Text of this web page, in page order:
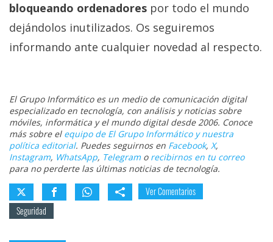
bloqueando ordenadores por todo el mundo
dejándolos inutilizados. Os seguiremos
informando ante cualquier novedad al respecto.
El Grupo Informático es un medio de comunicación digital
especializado en tecnología, con análisis y noticias sobre
móviles, informática y el mundo digital desde 2006. Conoce
más sobre el equipo de El Grupo Informático y nuestra
política editorial. Puedes seguirnos en Facebook, X,
Instagram, WhatsApp, Telegramo recibirnos en tu correo
para no perderte las últimas noticias de tecnología.
Ver Comentarios
Seguridad